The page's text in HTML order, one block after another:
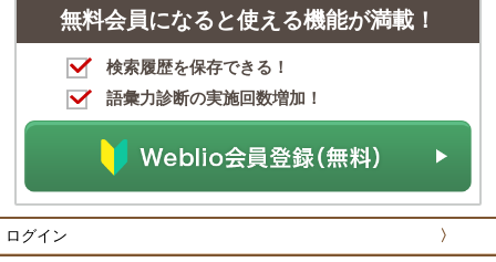
無料会員になると使える機能が満載！
検索履歴を保存できる！
語彙力診断の実施回数増加！
ログイン 〉